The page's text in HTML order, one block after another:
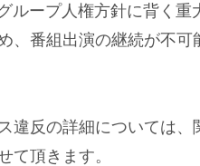
ループ人権方針に背く
、番組出演の継続が不
違反の詳細については
て頂きます。